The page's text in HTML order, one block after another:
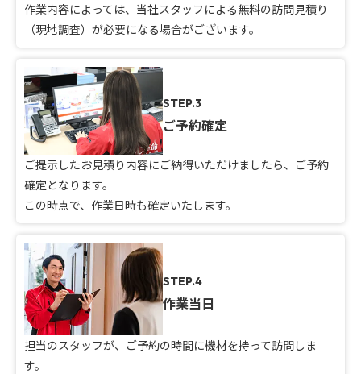
作業内容によっては、当社スタッフによる無料の訪問見積り
（現地調査）が必要になる場合がございます。
STEP.3
ご予約確定
ご提示したお見積り内容にご納得いただけましたら、ご予約
確定となります。
この時点で、作業日時も確定いたします。
STEP.4
作業当日
担当のスタッフが、ご予約の時間に機材を持って訪問しま
す。